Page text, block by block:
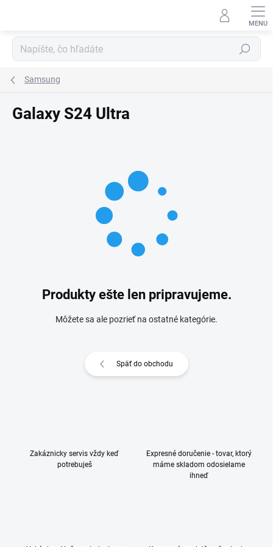
Hľadať
Samsung
Galaxy S24 Ultra
Produkty ešte len pripravujeme.
Môžete sa ale pozrieť na ostatné kategórie.
Späť do obchodu
Zakáznicky servis vždy keď
potrebuješ
Expresné doručenie - tovar, ktorý
máme skladom odosielame
ihneď